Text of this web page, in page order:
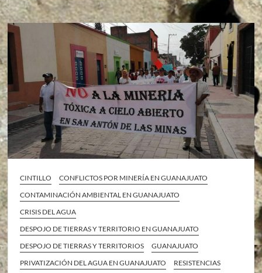
CINTILLO
CONFLICTOS POR MINERÍA EN GUANAJUATO
CONTAMINACIÓN AMBIENTAL EN GUANAJUATO
CRISIS DEL AGUA
DESPOJO DE TIERRAS Y TERRITORIO EN GUANAJUATO
DESPOJO DE TIERRAS Y TERRITORIOS
GUANAJUATO
PRIVATIZACIÓN DEL AGUA EN GUANAJUATO
RESISTENCIAS